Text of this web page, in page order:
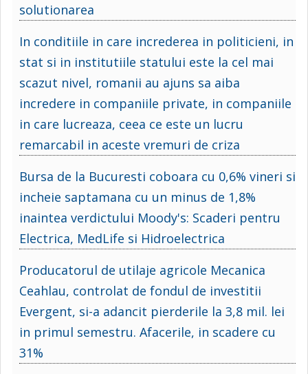
solutionarea
In conditiile in care increderea in politicieni, in
stat si in institutiile statului este la cel mai
scazut nivel, romanii au ajuns sa aiba
incredere in companiile private, in companiile
in care lucreaza, ceea ce este un lucru
remarcabil in aceste vremuri de criza
Bursa de la Bucuresti coboara cu 0,6% vineri si
incheie saptamana cu un minus de 1,8%
inaintea verdictului Moody's: Scaderi pentru
Electrica, MedLife si Hidroelectrica
Producatorul de utilaje agricole Mecanica
Ceahlau, controlat de fondul de investitii
Evergent, si-a adancit pierderile la 3,8 mil. lei
in primul semestru. Afacerile, in scadere cu
31%